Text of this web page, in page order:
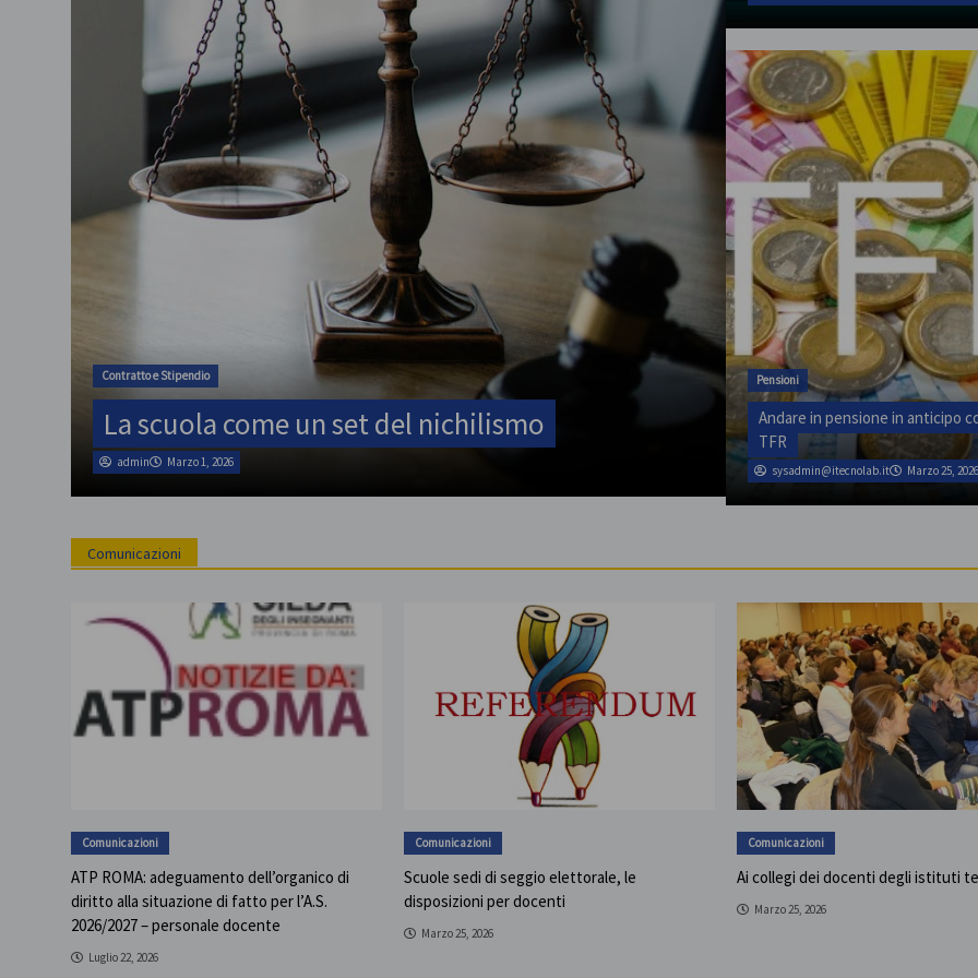
Pensioni
Andare in pensione in anticipo
TFR
sysadmin@itecnolab.it Marzo 25, 2026
Comunicazioni
Comunicazioni
ATP ROMA: adeguamento dell’organico di
diritto alla situazione di fatto per l’A.S.
2026/2027 – personale docente
Luglio 22, 2026
Comunicazioni
Scuole sedi di seggio elettorale, le
disposizioni per docenti
Marzo 25, 2026
Comunicazioni
Ai collegi dei docenti degli istituti
Marzo 25, 2026